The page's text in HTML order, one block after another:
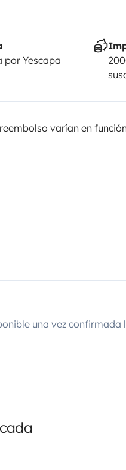
por Yescapa
varían en
una vez confirmada